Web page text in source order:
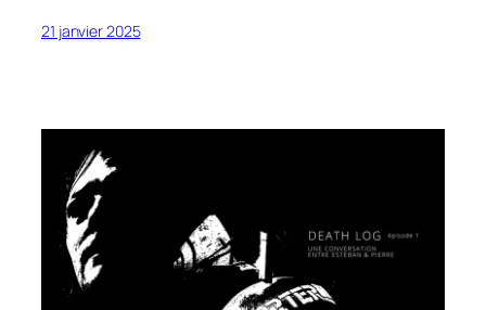
21 janvier 2025